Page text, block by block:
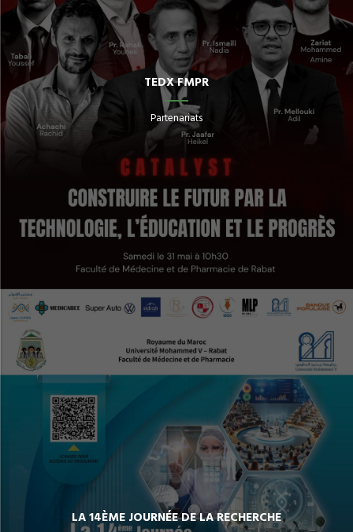
TEDX FMPR
Partenariats
LA 14ÈME JOURNÉE DE LA RECHERCHE